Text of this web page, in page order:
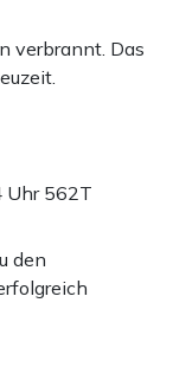
verbrannt. Das
Uhr 562T
den